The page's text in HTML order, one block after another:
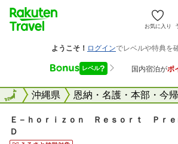
お気に入り
全国沖縄県 恩納・名護・本部・今
全国
Ｅ－ｈｏｒｉｚｏｎ Ｒｅｓｏｒｔ Ｐｒｅ
Ｄ